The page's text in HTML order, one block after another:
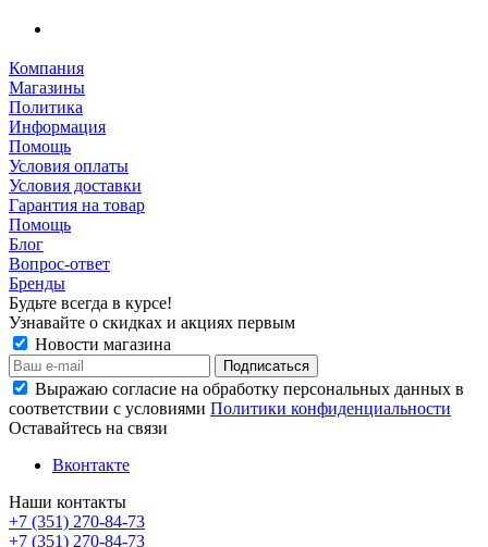
Компания
Магазины
Политика
Информация
Помощь
Условия оплаты
Условия доставки
Гарантия на товар
Помощь
Блог
Вопрос-ответ
Бренды
Будьте всегда в курсе!
Узнавайте о скидках и акциях первым
Новости магазина
Выражаю согласие на обработку персональных данных в
соответствии с условиями Политики конфиденциальности
Оставайтесь на связи
Вконтакте
Наши контакты
+7 (351) 270-84-73
+7 (351) 270-84-73